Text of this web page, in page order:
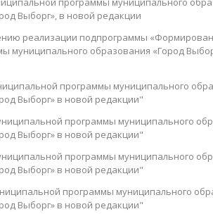
Выборг», в новой редакции
реализации подпрограммы
образования «Город
программы муниципального
Выборг» в новой редакции"
программы муниципального
Выборг» в новой редакции"
программы муниципального
Выборг» в новой редакции"
программы муниципального
Выборг» в новой редакции"